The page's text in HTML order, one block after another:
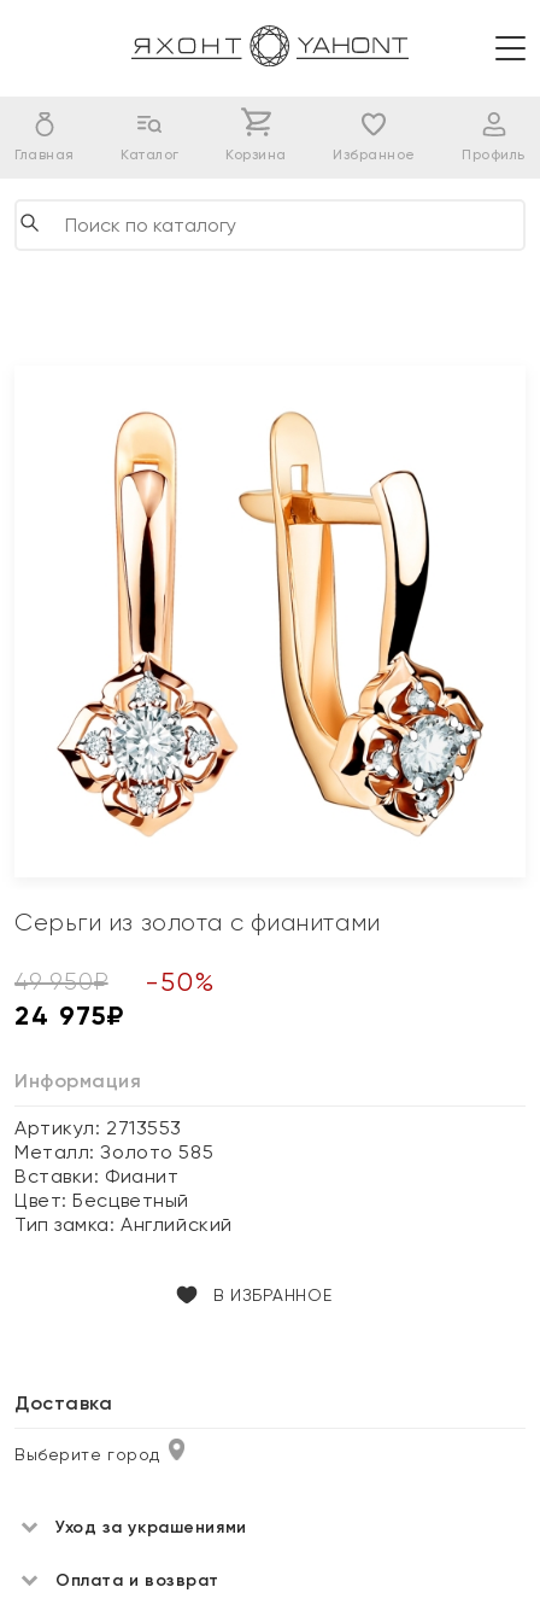
Главная Каталог Корзина Избранное Профиль
Серьги из золота с фианитами
49 950₽ -50%
24 975₽
Информация
Артикул: 2713553
Металл:Золото 585
Вставки: Фианит
Цвет:Бесцветный
Тип замка:Английский
В ИЗБРАННОЕ
Доставка
Выберите город
Уход за украшениями
Оплата и возврат